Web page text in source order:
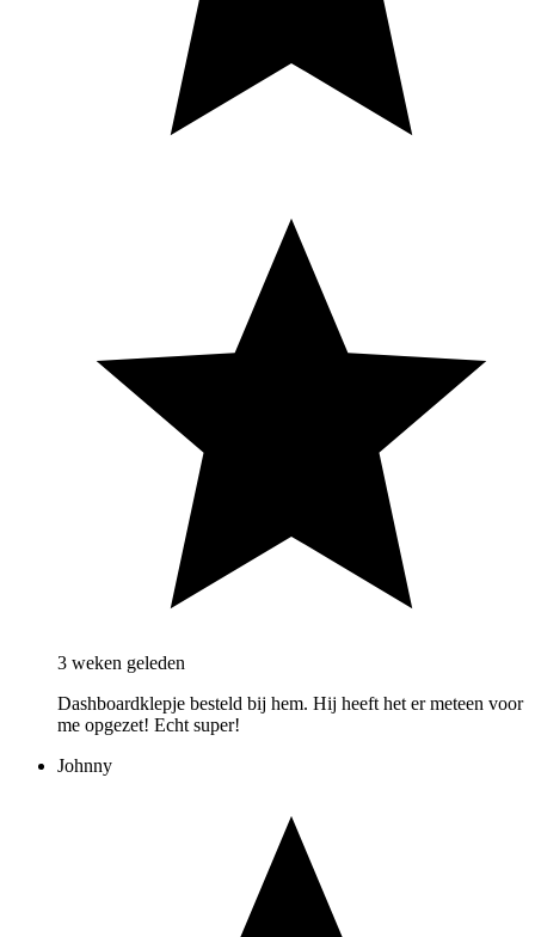
3 weken geleden
Dashboardklepje besteld bij hem. Hij heeft het er meteen voor
me opgezet! Echt super!
Johnny